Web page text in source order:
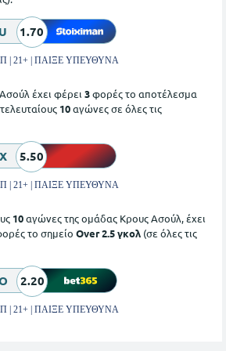
U 1.70
| 21+ | ΠΑΙΞΕ ΥΠΕΥΘΥΝΑ
έχει φέρει 3φορές το αποτέλεσμα
10αγώνες σε όλες τις
X 5.50
| 21+ | ΠΑΙΞΕ ΥΠΕΥΘΥΝΑ
10αγώνες της ομάδας Κρους Ασούλ, έχει
το σημείο Over 2.5 γκολ (σε όλες τις
2.20
| 21+ | ΠΑΙΞΕ ΥΠΕΥΘΥΝΑ